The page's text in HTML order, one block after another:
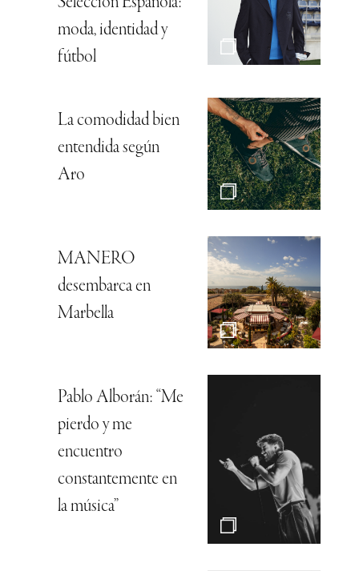
moda, identidad y
fútbol
La comodidad bien
entendida según
Aro
MANERO
desembarca en
Marbella
Pablo Alborán: “Me
pierdo y me
encuentro
constantemente en
la música”